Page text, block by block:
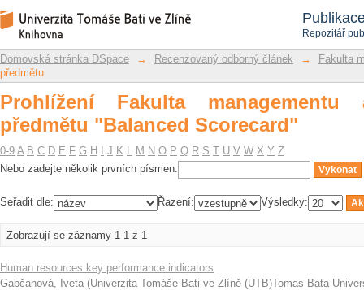
Repozitář
Prohlížení Fakulta managementu a
Repozitář DSpace/Manakin
Domovská stránka DSpace → Recenzovaný odborný článek →
Fakulta
předmětu
Prohlížení Fakulta
předmětu "Balanced Scorecard"
0-9 A B C D E F G H J K L M N O P Q R S T U V W X Y Z
Nebo zadejte několik prvních písmen:
Seřadit dle: Řazení: Výsledky:
Zobrazují se záznamy 1-1 z 1
Human resources key performance indicators
Gabčanová, Iveta (Univerzita Tomáše Bati ve Zlíně (UTB)Tomas Bata